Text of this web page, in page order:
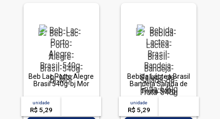
Beb Lac Porto Alegre
Brasil 540g-bj Mor
unidade
R$ 5,29
Bebida Láctea Brasil
Bandeja Salada de
Fruta 540g
unidade
R$ 5,29